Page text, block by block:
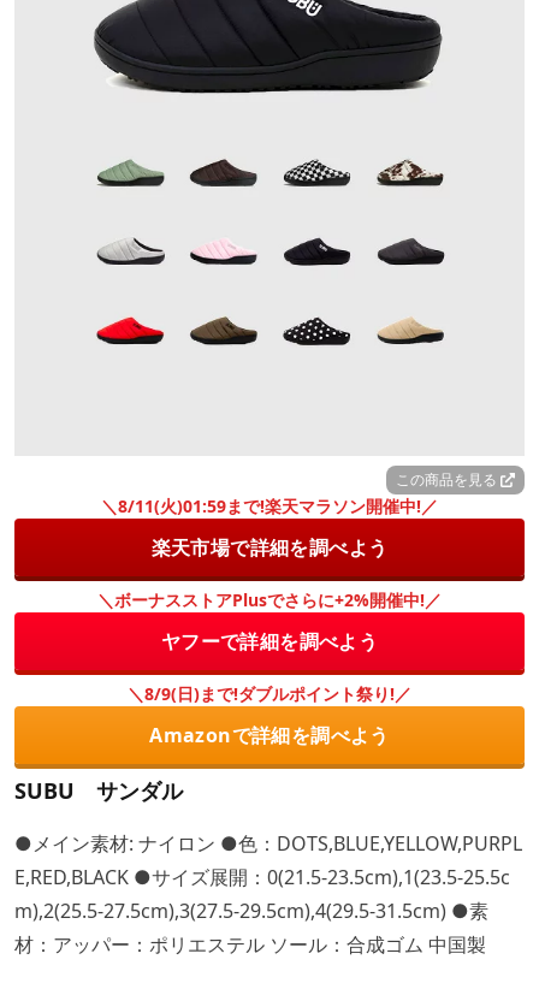
この商品を見る
＼8/11(火)01:59まで!楽天マラソン開催中!／
楽天市場で詳細を調べよう
＼ボーナスストアPlusでさらに+2%開催中!／
ヤフーで詳細を調べよう
＼8/9(日)まで!ダブルポイント祭り!／
Amazonで詳細を調べよう
SUBU サンダル
●メイン素材: ナイロン ●色：DOTS,BLUE,YELLOW,PURPL
E,RED,BLACK ●サイズ展開：0(21.5-23.5cm),1(23.5-25.5c
m),2(25.5-27.5cm),3(27.5-29.5cm),4(29.5-31.5cm) ●素
材：アッパー：ポリエステル ソール：合成ゴム 中国製